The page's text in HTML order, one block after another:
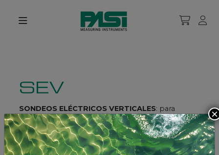
SEV
SONDEOS ELÉCTRICOS VERTICALES: para
realizar mediciones de resistividad del subsuelo en
casos donde la estratificación es plana y paralela,
se utiliza la técnica del Sondeo Eléctrico Vertical
(SEV): esto implica una serie de mediciones de
×